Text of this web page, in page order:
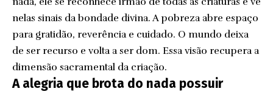
nelas sinais da bondade divina. A pobreza abre espaço
para gratidão, reverência e cuidado. O mundo deixa
de ser recurso e volta a ser dom. Essa visão recupera a
dimensão sacramental da criação.
A alegria que brota do nada possuir